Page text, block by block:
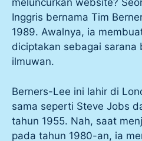
meluncurkan website?
Inggris bernama Tim
1989. Awalnya, ia
diciptakan sebagai sarana
ilmuwan.
Berners-Lee ini lahir di
sama seperti Steve Jobs
tahun 1955. Nah, saat
pada tahun 1980-an, ia